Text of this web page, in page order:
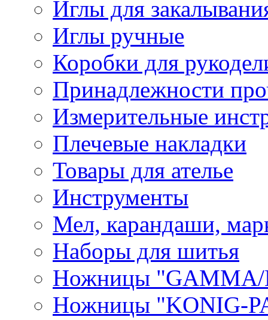
Иглы для
Иглы ручные
Коробки для
Принадлежности
Измерительные
Плечевые накладки
Товары для ателье
Инструменты
Мел, карандаши,
Наборы для шитья
Ножницы "GAMMA/
Ножницы "KONIG-